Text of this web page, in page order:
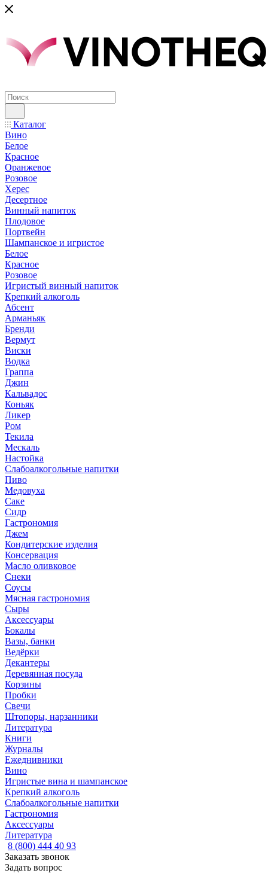
Каталог
Вино
Белое
Красное
Оранжевое
Розовое
Херес
Десертное
Винный напиток
Плодовое
Портвейн
Шампанское и игристое
Белое
Красное
Розовое
Игристый винный напиток
Крепкий алкоголь
Абсент
Арманьяк
Бренди
Вермут
Виски
Водка
Граппа
Джин
Кальвадос
Коньяк
Ликер
Ром
Текила
Мескаль
Настойка
Слабоалкогольные напитки
Пиво
Медовуха
Саке
Сидр
Гастрономия
Джем
Кондитерские изделия
Консервация
Масло оливковое
Снеки
Соусы
Мясная гастрономия
Сыры
Аксессуары
Бокалы
Вазы, банки
Ведёрки
Декантеры
Деревянная посуда
Корзины
Пробки
Свечи
Штопоры, нарзанники
Литература
Книги
Журналы
Ежеднивники
Вино
Игристые вина и шампанское
Крепкий алкоголь
Слабоалкогольные напитки
Гастрономия
Аксессуары
Литература
8 (800) 444 40 93
Заказать звонок
Задать вопрос